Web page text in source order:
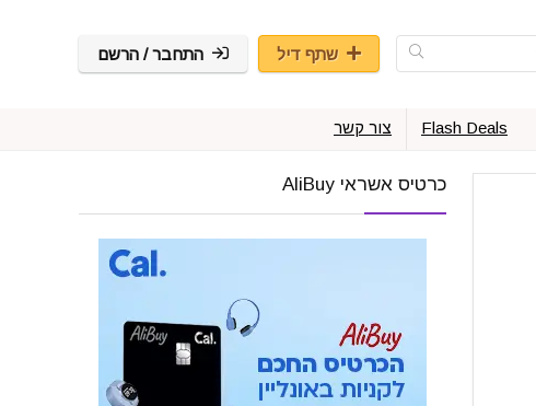
שתף דיל התחבר / הרשם
Flash Deals צור קשר
כרטיס אשראי AliBuy